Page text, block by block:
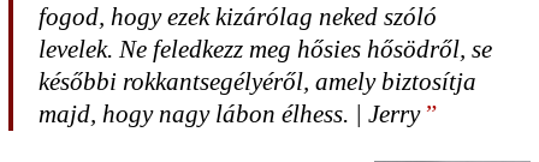
fogod, hogy ezek kizárólag neked szóló
levelek. Ne feledkezz meg hősies hősödről, se
későbbi rokkantsegélyéről, amely biztosítja
majd, hogy nagy lábon élhess. | Jerry